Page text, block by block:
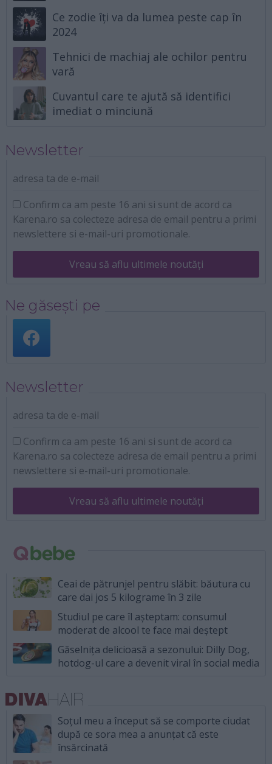
Ce zodie îți va da lumea peste cap în
2024
Tehnici de machiaj ale ochilor pentru
vară
Cuvantul care te ajută să identifici
imediat o minciună
Newsletter
adresa ta de e-mail
Confirm ca am peste 16 ani si sunt de acord ca
Karena.ro sa colecteze adresa de email pentru a primi
newslettere si e-mail-uri promotionale.
Vreau să aflu ultimele noutăți
Ne găsești pe
Newsletter
adresa ta de e-mail
Confirm ca am peste 16 ani si sunt de acord ca
Karena.ro sa colecteze adresa de email pentru a primi
newslettere si e-mail-uri promotionale.
Vreau să aflu ultimele noutăți
Ceai de pătrunjel pentru slăbit: băutura cu
care dai jos 5 kilograme în 3 zile
Studiul pe care îl așteptam: consumul
moderat de alcool te face mai deștept
Găselnița delicioasă a sezonului: Dilly Dog,
hotdog-ul care a devenit viral în social media
Soțul meu a început să se comporte ciudat
după ce sora mea a anunțat că este
însărcinată